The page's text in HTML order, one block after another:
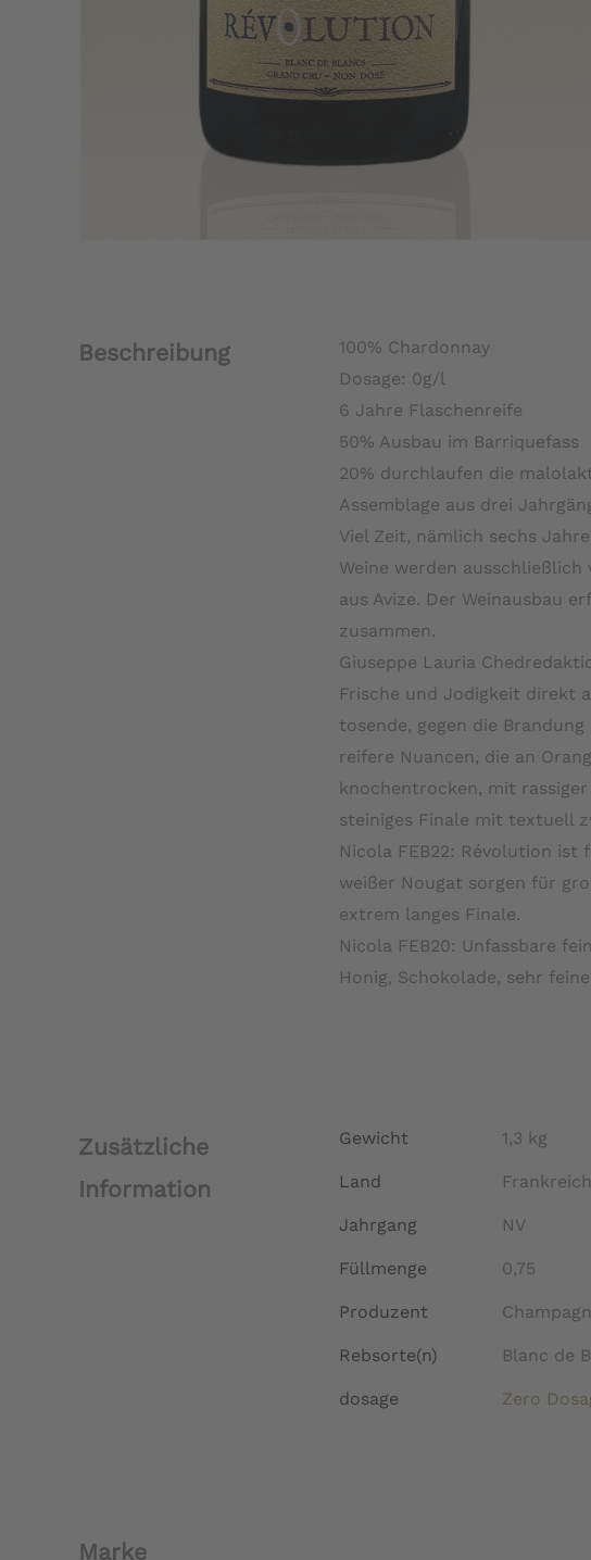
Beschreibung
100% Chardonnay
Dosage: 0g/l
6 Jahre Flaschenreife
50% Ausbau im Barriquefass
20% durchlaufen die
Assemblage aus drei
Viel Zeit, nämlich sechs
Weine werden
aus Avize. Der Weinausbau
zusammen.
Giuseppe Lauria
Frische und Jodigkeit direkt
tosende, gegen die
reifere Nuancen, die an
knochentrocken, mit
steiniges Finale mit textuell
Nicola FEB22: Révolution ist
weißer Nougat sorgen für
extrem langes Finale.
Nicola FEB20: Unfassbare
Honig, Schokolade, sehr
Zusätzliche
Information
Gewicht 1,3 kg
Land Frankreich
Jahrgang NV
Füllmenge 0,75
Produzent
Rebsorte(n) Blanc de
dosage Zero
Marke